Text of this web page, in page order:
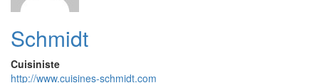
Schmidt
Cuisiniste
http://www.cuisines-schmidt.com